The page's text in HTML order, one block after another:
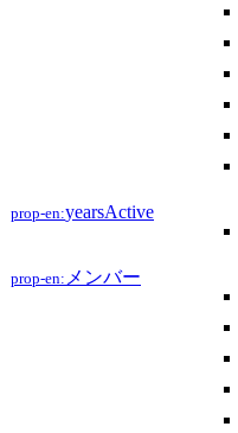
prop-en:yearsActive
prop-en: メンバー